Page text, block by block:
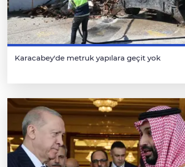
Karacabey'de metruk yapılara geçit yok